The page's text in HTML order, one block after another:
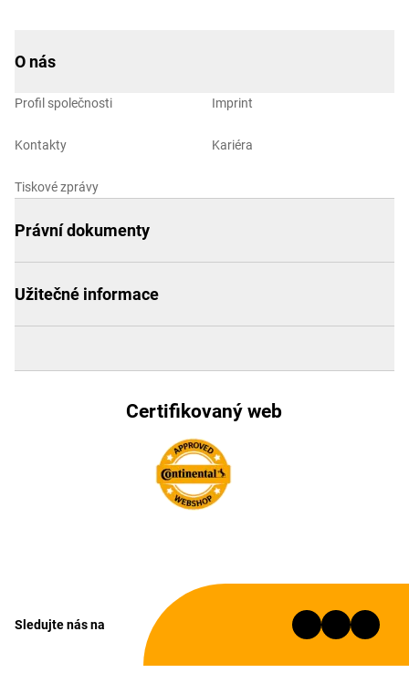
O nás
Profil společnosti
Kontakty
Tiskové zprávy
Imprint
Kariéra
Právní dokumenty
Užitečné informace
Certifikovaný web
Sledujte nás na